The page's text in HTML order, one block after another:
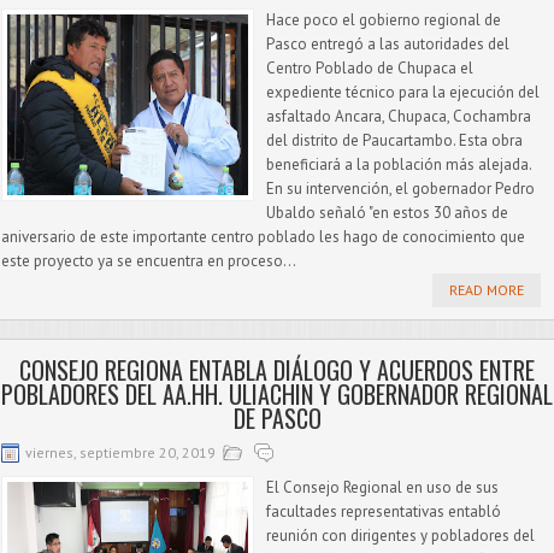
Hace poco el gobierno regional de
Pasco entregó a las autoridades del
Centro Poblado de Chupaca el
expediente técnico para la ejecución del
asfaltado Ancara, Chupaca, Cochambra
del distrito de Paucartambo. Esta obra
beneficiará a la población más alejada.
En su intervención, el gobernador Pedro
Ubaldo señaló "en estos 30 años de
aniversario de este importante centro poblado les hago de conocimiento que
este proyecto ya se encuentra en proceso...
READ MORE
CONSEJO REGIONA ENTABLA DIÁLOGO Y ACUERDOS ENTRE
POBLADORES DEL AA.HH. ULIACHIN Y GOBERNADOR REGIONAL
DE PASCO
viernes, septiembre 20, 2019
El Consejo Regional en uso de sus
facultades representativas entabló
reunión con dirigentes y pobladores del